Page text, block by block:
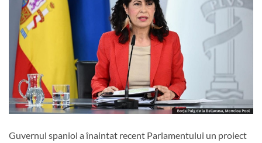
Guvernul spaniol a înaintat recent Parlamentului un proiect